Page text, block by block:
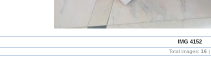
IMG 4152
Total images: 16 |